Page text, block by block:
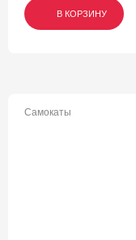
В КОРЗИНУ
В КОРЗИНУ
В КОРЗИНУ
Самокаты